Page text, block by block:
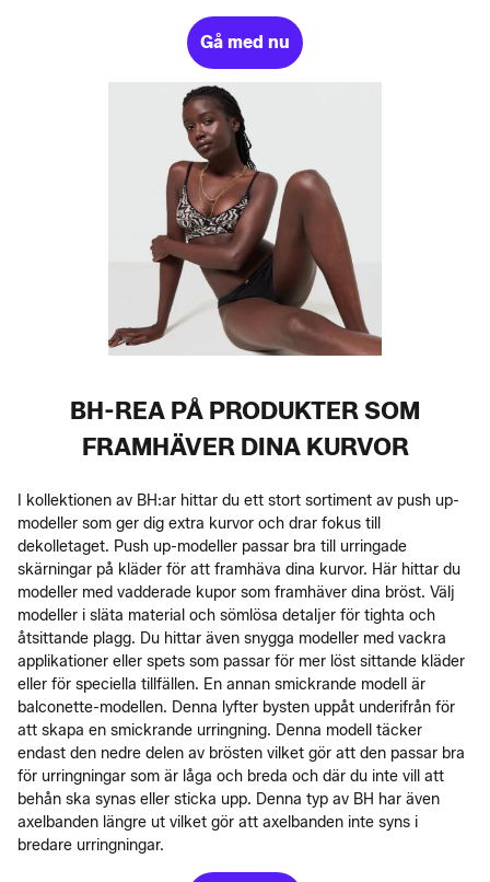
Gå med nu
BH-REA PÅ PRODUKTER SOM
FRAMHÄVER DINA KURVOR
I kollektionen av BH:ar hittar du ett stort sortiment av push up-
modeller som ger dig extra kurvor och drar fokus till
dekolletaget. Push up-modeller passar bra till urringade
skärningar på kläder för att framhäva dina kurvor. Här hittar du
modeller med vadderade kupor som framhäver dina bröst. Välj
modeller i släta material och sömlösa detaljer för tighta och
åtsittande plagg. Du hittar även snygga modeller med vackra
applikationer eller spets som passar för mer löst sittande kläder
eller för speciella tillfällen. En annan smickrande modell är
balconette-modellen. Denna lyfter bysten uppåt underifrån för
att skapa en smickrande urringning. Denna modell täcker
endast den nedre delen av brösten vilket gör att den passar bra
för urringningar som är låga och breda och där du inte vill att
behån ska synas eller sticka upp. Denna typ av BH har även
axelbanden längre ut vilket gör att axelbanden inte syns i
bredare urringningar.